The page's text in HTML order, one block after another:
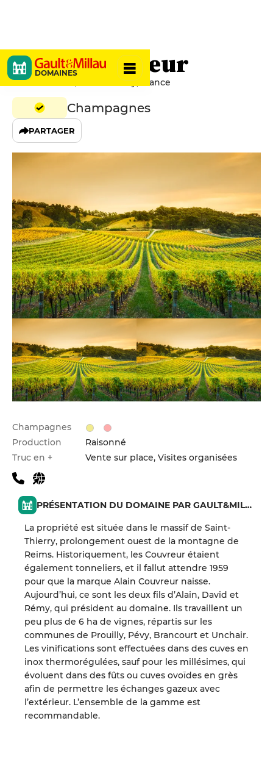
DOMAINES
Alain Couvreur
18 Grande Rue, 51140 Prouilly, France
Champagnes
PARTAGER
Champagnes
Production
Raisonné
Truc en +
Vente sur place, Visites organisées
PRÉSENTATION DU DOMAINE PAR GAULT&MILLAU
La propriété est située dans le massif de Saint-
Thierry, prolongement ouest de la montagne de
Reims. Historiquement, les Couvreur étaient
également tonneliers, et il fallut attendre 1959
pour que la marque Alain Couvreur naisse.
Aujourd’hui, ce sont les deux fils d’Alain, David et
Rémy, qui président au domaine. Ils travaillent un
peu plus de 6 ha de vignes, répartis sur les
communes de Prouilly, Pévy, Brancourt et Unchair.
Les vinifications sont effectuées dans des cuves en
inox thermorégulées, sauf pour les millésimes, qui
évoluent dans des fûts ou cuves ovoïdes en grès
afin de permettre les échanges gazeux avec
l’extérieur. L’ensemble de la gamme est
recommandable.